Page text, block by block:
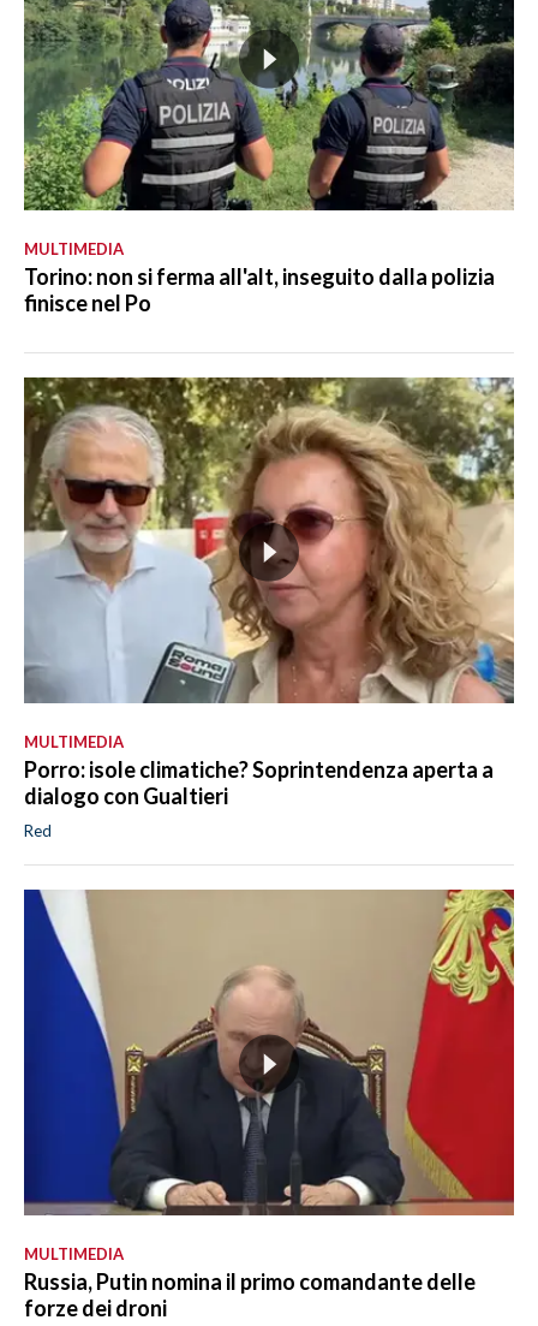
MULTIMEDIA
Torino: non si ferma all'alt, inseguito dalla polizia
finisce nel Po
MULTIMEDIA
Porro: isole climatiche? Soprintendenza aperta a
dialogo con Gualtieri
Red
MULTIMEDIA
Russia, Putin nomina il primo comandante delle
forze dei droni